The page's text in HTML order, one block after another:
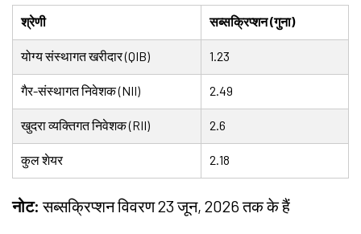
श्रेणी सब्सक्रिप्शन (गुना)
योग्य संस्थागत खरीदार (QIB) 1.23
गैर-संस्थागत निवेशक (NII) 2.49
खुदरा व्यक्तिगत निवेशक (RII) 2.6
कुल शेयर 2.18
नोट: सब्सक्रिप्शन विवरण 23 जून, 2026 तक के हैं